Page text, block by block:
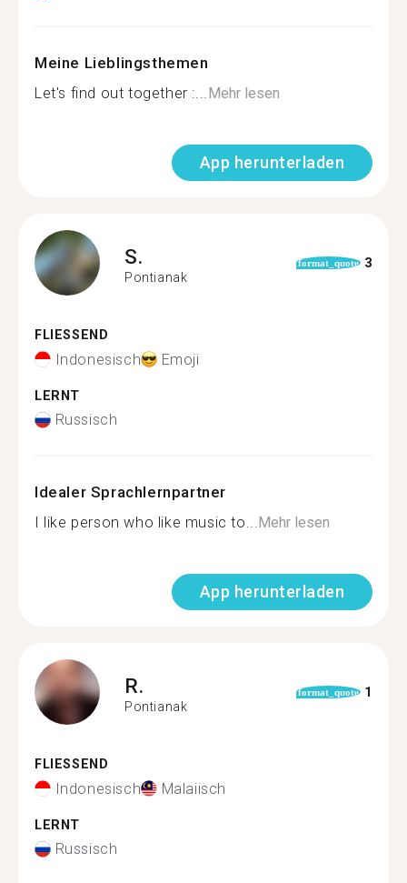
Meine Lieblingsthemen
Let's find out together :...Mehr lesen
App herunterladen
S.
Pontianak
format_quote 3
FLIESSEND
Indonesisch Emoji
LERNT
Russisch
Idealer Sprachlernpartner
I like person who like music to...Mehr lesen
App herunterladen
R.
Pontianak
format_quote 1
FLIESSEND
Indonesisch Malaiisch
LERNT
Russisch